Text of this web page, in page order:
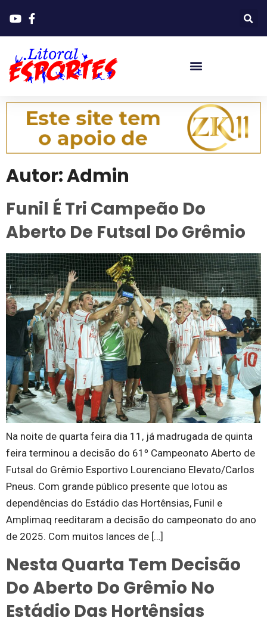
Autor:Admin
Funil É Tri Campeão Do
Aberto De Futsal Do Grêmio
Na noite de quarta feira dia 11, já madrugada de quinta
feira terminou a decisão do 61º Campeonato Aberto de
Futsal do Grêmio Esportivo Lourenciano Elevato/Carlos
Pneus. Com grande público presente que lotou as
dependências do Estádio das Hortênsias, Funil e
Amplimaq reeditaram a decisão do campeonato do ano
de 2025. Com muitos lances de […]
Nesta Quarta Tem Decisão
Do Aberto Do Grêmio No
Estádio Das Hortênsias